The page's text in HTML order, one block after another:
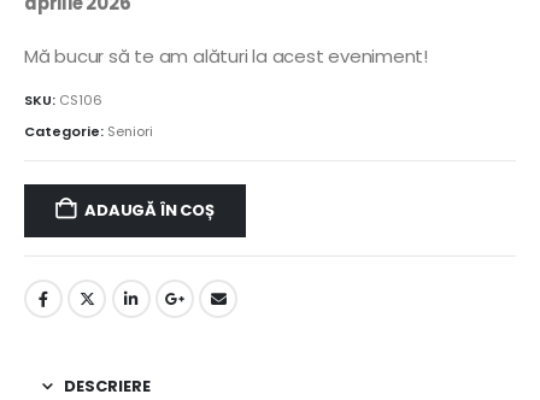
Mă bucur să te am alături la acest eveniment!
SKU: CS106
Categorie: Seniori
ADAUGĂ ÎN COȘ
DESCRIERE